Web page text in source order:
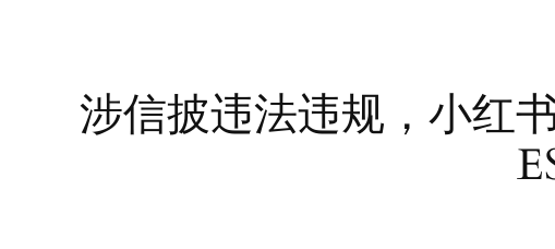
涉信披违法违规，小红